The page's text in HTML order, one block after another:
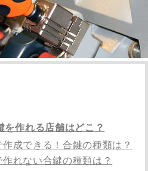
作れる店舗はどこ？
成できる！合鍵の種類は？
れない合鍵の種類は？